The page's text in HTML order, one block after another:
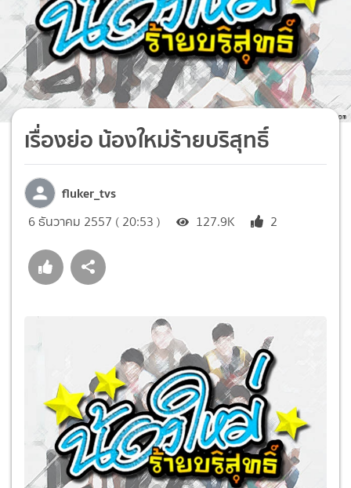
เรื่องย่อ น้องใหม่ร้ายบริสุทธิ์
fluker_tvs
6 ธันวาคม 2557 ( 20:53 ) 127.9K 2